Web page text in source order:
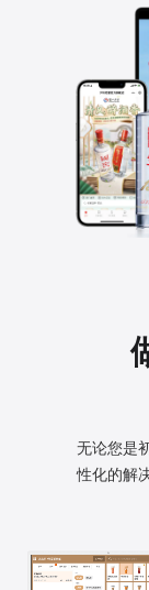
无论您是
性化的解